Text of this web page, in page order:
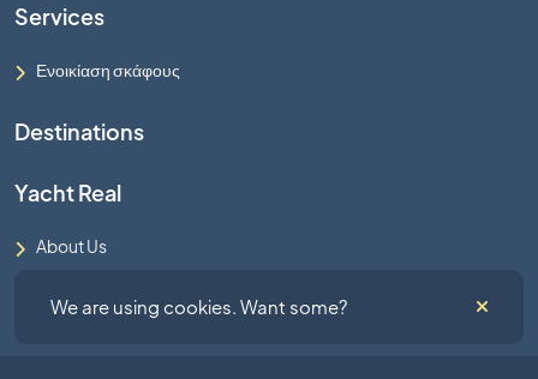
Services
Ενοικίαση σκάφους
Destinations
Yacht Real
About Us
Terms and Conditions
We are using cookies. Want some?